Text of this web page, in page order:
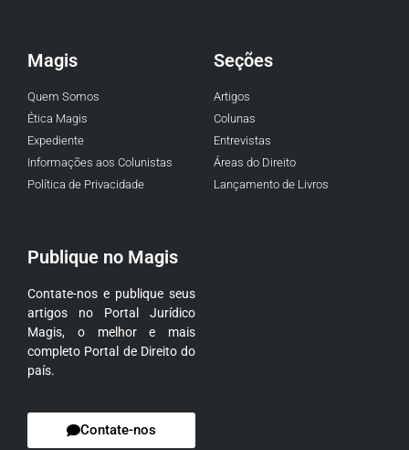
Magis
Quem Somos
Ética Magis
Expediente
Informações aos Colunistas
Política de Privacidade
Seções
Artigos
Colunas
Entrevistas
Áreas do Direito
Lançamento de Livros
Publique no Magis
Contate-nos e publique seus
artigos no Portal Jurídico
Magis, o melhor e mais
completo Portal de Direito do
país.
Contate-nos